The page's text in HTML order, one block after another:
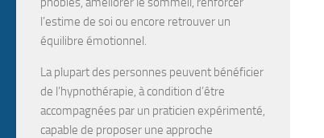
l’estime de soi ou encore retrouver un
équilibre émotionnel.
La plupart des personnes peuvent bénéficier
de l’hypnothérapie, à condition d’être
accompagnées par un praticien expérimenté,
capable de proposer une approche